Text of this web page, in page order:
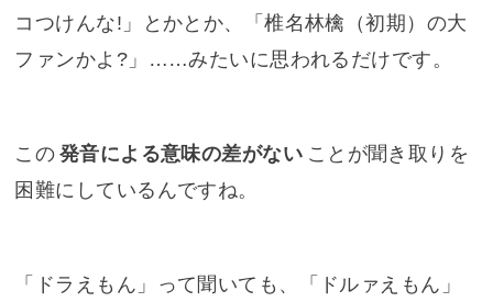
コつけんな!」とかとか、「椎名林檎（初期）の大
ファンかよ?」……みたいに思われるだけです。
この 発音による意味の差がない ことが聞き取りを
困難にしているんですね。
「ドラえもん」って聞いても、「ドルァえもん」